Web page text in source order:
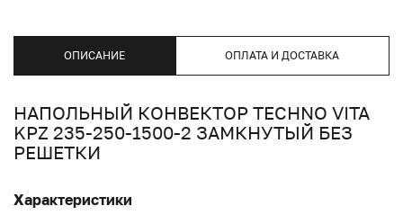
ОПИСАНИЕ ОПЛАТА И ДОСТАВКА
НАПОЛЬНЫЙ КОНВЕКТОР TECHNO VITA
KPZ 235-250-1500-2 ЗАМКНУТЫЙ БЕЗ
РЕШЕТКИ
Характеристики